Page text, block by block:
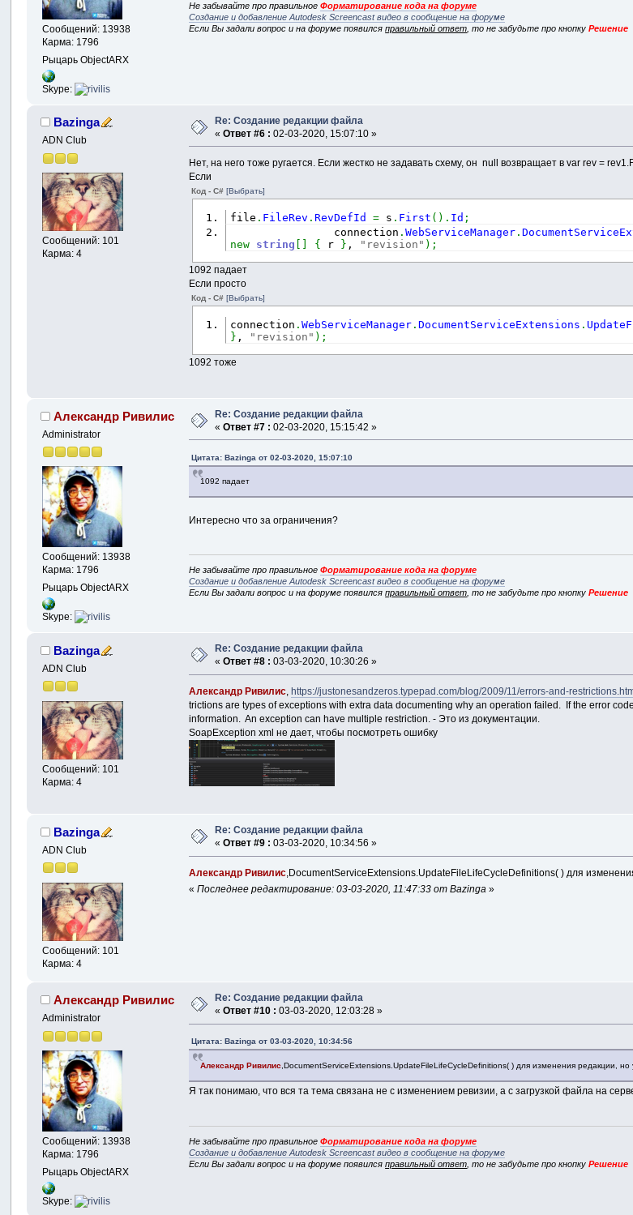
Сообщений: 13938
Карма: 1796
Рыцарь ObjectARX
Skype:
Не забывайте про правильноеФорматирование кода на форуме
Создание и добавление Autodesk Screencast видео в сообщение на форуме
Если Вы задали вопрос и на форуме появилсяправильный ответ, то не забудьте про кнопкуРешение
Bazinga
ADN Club
Сообщений: 101
Карма: 4
Re: Создание редакции файла
«Ответ #6 : 02-03-2020, 15:07:10 »
Нет, на него тоже ругается. Если жестко не задавать схему, он null возвращает в var rev =
Если
Код - C# [Выбрать]
file . FileRev .RevDefId = s . First ( ) . Id ;
connection .WebServiceManager .
new string { r } , "revision" ) ;
1092 падает
Если просто
Код - C# [Выбрать]
connection .WebServiceManager .DocumentServiceExtensions .
} , "revision" ) ;
1092 тоже
Александр Ривилис
Administrator
Сообщений: 13938
Карма: 1796
Рыцарь ObjectARX
Skype:
Re: Создание редакции файла
«Ответ #7 : 02-03-2020, 15:15:42 »
Цитата: Bazinga от 02-03-2020, 15:07:10
1092 падает
Интересно что за ограничения?
Не забывайте про правильноеФорматирование кода на форуме
Создание и добавление Autodesk Screencast видео в сообщение на форуме
Если Вы задали вопрос и на форуме появилсяправильный ответ , то не забудьте про кнопкуРешение
Bazinga
ADN Club
Сообщений: 101
Карма: 4
Re: Создание редакции файла
«Ответ #8 : 03-03-2020, 10:30:26 »
Александр Ривилис, https://justonesandzeros.typepad.com/blog/2009/11/errors-and-
trictions are types of exceptions with extra data documenting why an operation failed. If the error
information. An exception can have multiple restriction. - Это из документации.
SoapException xml не дает, чтобы посмотреть ошибку
Bazinga
ADN Club
Сообщений: 101
Карма: 4
Re: Создание редакции файла
«Ответ #9 : 03-03-2020, 10:34:56 »
Александр Ривилис,DocumentServiceExtensions.UpdateFileLifeCycleDefinitions( ) для
«Последнее редактирование: 03-03-2020, 11:47:33 от Bazinga »
Александр Ривилис
Administrator
Сообщений: 13938
Карма: 1796
Рыцарь ObjectARX
Skype:
Re: Создание редакции файла
«Ответ #10 : 03-03-2020, 12:03:28 »
Цитата: Bazinga от 03-03-2020, 10:34:56
Александр Ривилис,DocumentServiceExtensions.UpdateFileLifeCycleDefinitions( ) для изменения редакции,
Я так понимаю, что вся та тема связана не с изменением ревизии, а с загрузкой файла на
Не забывайте про правильноеФорматирование кода на форуме
Создание и добавление Autodesk Screencast видео в сообщение на форуме
Если Вы задали вопрос и на форуме появилсяправильный ответ , то не забудьте про кнопкуРешение